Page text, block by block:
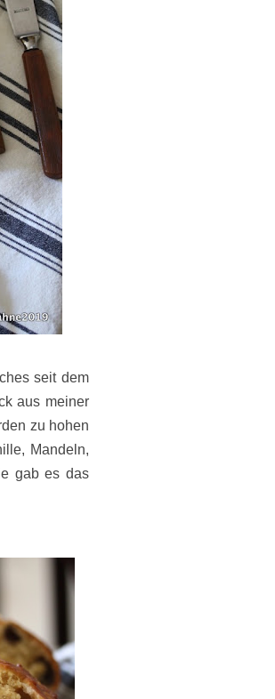
seit dem
aus meiner
zu hohen
Mandeln,
gab es das